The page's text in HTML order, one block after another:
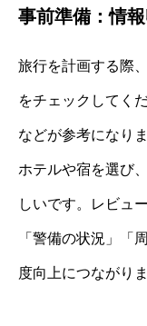
事前準備：情
旅行を計画する際
をチェックしてく
などが参考になり
ホテルや宿を選び
しいです。レビュ
「警備の状況」「
度向上につながりま